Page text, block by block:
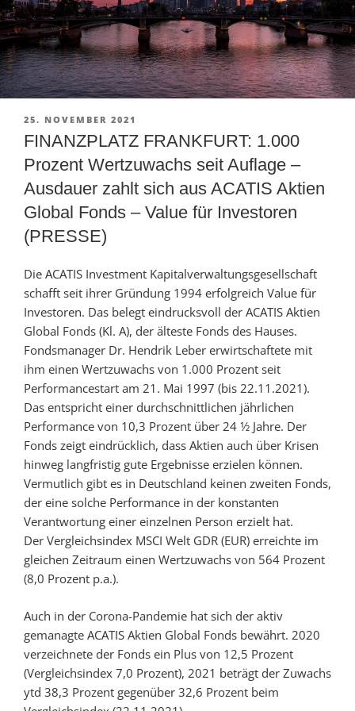
VERÖFFENTLICHT
AM
25. NOVEMBER 2021
FINANZPLATZ FRANKFURT: 1.000
Prozent Wertzuwachs seit Auflage –
Ausdauer zahlt sich aus ACATIS Aktien
Global Fonds – Value für Investoren
(PRESSE)
Die ACATIS Investment Kapitalverwaltungsgesellschaft
schafft seit ihrer Gründung 1994 erfolgreich Value für
Investoren. Das belegt eindrucksvoll der ACATIS Aktien
Global Fonds (Kl. A), der älteste Fonds des Hauses.
Fondsmanager Dr. Hendrik Leber erwirtschaftete mit
ihm einen Wertzuwachs von 1.000 Prozent seit
Performancestart am 21. Mai 1997 (bis 22.11.2021).
Das entspricht einer durchschnittlichen jährlichen
Performance von 10,3 Prozent über 24 1⁄2 Jahre. Der
Fonds zeigt eindrücklich, dass Aktien auch über Krisen
hinweg langfristig gute Ergebnisse erzielen können.
Vermutlich gibt es in Deutschland keinen zweiten Fonds,
der eine solche Performance in der konstanten
Verantwortung einer einzelnen Person erzielt hat.
Der Vergleichsindex MSCI Welt GDR (EUR) erreichte im
gleichen Zeitraum einen Wertzuwachs von 564 Prozent
(8,0 Prozent p.a.).
Auch in der Corona-Pandemie hat sich der aktiv
gemanagte ACATIS Aktien Global Fonds bewährt. 2020
verzeichnete der Fonds ein Plus von 12,5 Prozent
(Vergleichsindex 7,0 Prozent), 2021 beträgt der Zuwachs
ytd 38,3 Prozent gegenüber 32,6 Prozent beim